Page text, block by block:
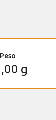
Peso
g